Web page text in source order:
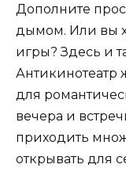
Дополните
дымом. Или вы
игры? Здесь и
Антикинотеатр
для
вечера и
приходить
открывать для